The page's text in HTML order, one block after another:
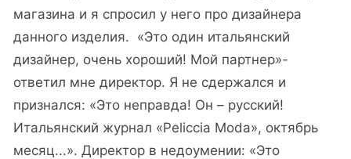
магазина и я спросил у него про дизайнера
данного изделия. «Это один итальянский
дизайнер, очень хороший! Мой партнер»-
ответил мне директор. Я не сдержался и
признался: «Это неправда! Он – русский!
Итальянский журнал «Peliccia Moda», октябрь
месяц...». Директор в недоумении: «Это